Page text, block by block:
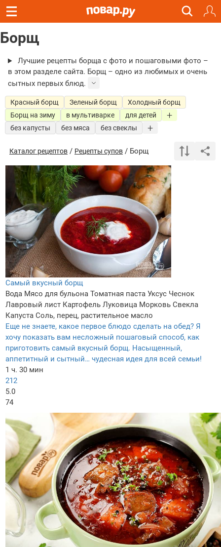
Борщ
Лучшие рецепты борща с фото и пошаговыми фото –
в этом разделе сайта. Борщ – одно из любимых и очень
сытных первых блюд.
Красный борщ Зеленый борщ
Холодный борщ
Борщ на зиму
в мультиварке
для детей
без капусты
без мяса без свеклы
Каталог рецептов / Рецепты супов / Борщ
Самый вкусный борщ
Вода Мясо для бульона Томатная паста Уксус Чеснок
Лавровый лист Картофель Луковица Морковь Свекла
Капуста Соль, перец, растительное масло
Еще не знаете, какое первое блюдо сделать на обед? Я
хочу показать вам несложный пошаговый способ, как
приготовить самый вкусный борщ. Насыщенный,
аппетитный и сытный… чудесная идея для всей семьи!
1 ч. 30 мин
212
5.0
74